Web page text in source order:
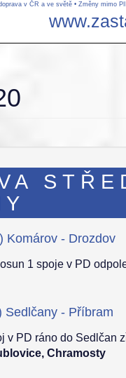
v ČR a ve světě • Změny mimo
Komárov - Drozdov
1 spoje v PD
Sedlčany - Příbram
v PD ráno do Sedlčan
Chramosty